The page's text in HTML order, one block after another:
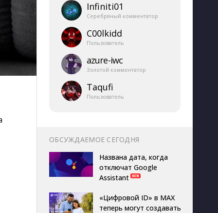
Infiniti01
Серебряный комментатор
C00lkidd
Пользователь
azure-​iwc
Золотой комментатор
Taqufi
Пользователь
ОБСУЖДАЕМОЕ СЕГОДНЯ
Названа дата, когда
отключат Google
Assistant
«Цифровой ID» в MAX
теперь могут создавать